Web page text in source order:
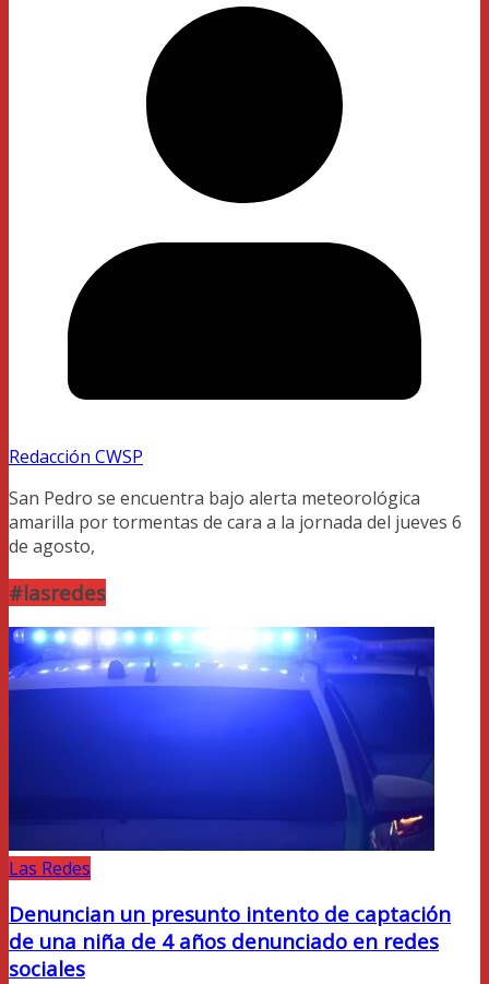
Redacción CWSP
San Pedro se encuentra bajo alerta meteorológica
amarilla por tormentas de cara a la jornada del jueves 6
de agosto,
#lasredes
Las Redes
Denuncian un presunto intento de captación
de una niña de 4 años denunciado en redes
sociales